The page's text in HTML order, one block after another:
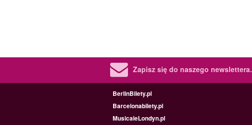
Zapisz się do naszego newslettera.
BerlinBilety.pl
Barcelonabilety.pl
MusicaleLondyn.pl